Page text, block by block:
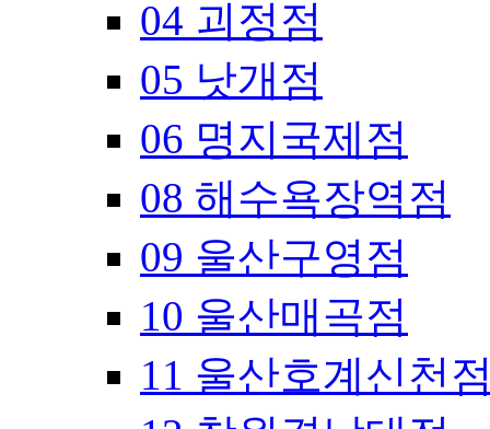
04 괴정점
05 낫개점
06 명지국제점
08 해수욕장역점
09 울산구영점
10 울산매곡점
11 울산호계신천